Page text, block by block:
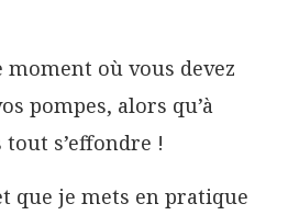
moment où vous devez
pompes, alors qu’à
s’effondre !
que je mets en pratique